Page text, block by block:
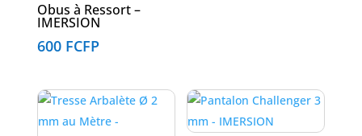
Obus à Ressort –
IMERSION
600 FCFP